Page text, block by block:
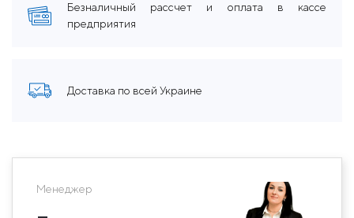
Безналичный рассчет и оплата в кассе
предприятия
Доставка по всей Украине
Менеджер